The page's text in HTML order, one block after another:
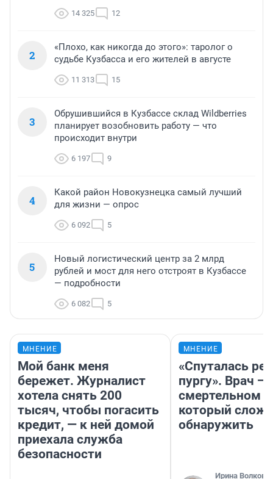
14 325 12
2
«Плохо, как никогда до этого»: таролог о
судьбе Кузбасса и его жителей в августе
11 313 15
3
Обрушившийся в Кузбассе склад Wildberries
планирует возобновить работу — что
происходит внутри
6 197 9
4
Какой район Новокузнецка самый лучший
для жизни — опрос
6 092 5
5
Новый логистический центр за 2 млрд
рублей и мост для него отстроят в Кузбассе
— подробности
6 082 5
МНЕНИЕ
Мой банк меня
бережет. Журналист
хотела снять 200
тысяч, чтобы погасить
кредит, — к ней домой
приехала служба
безопасности
МНЕНИЕ
«Спуталась
пургу». Врач —
смертельном
который
обнаружить
Ирина Волкова